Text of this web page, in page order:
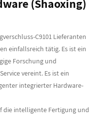
(Shaoxing)
C9101 Lieferanten
einfallsreich tätig. Es ist ein
Forschung und
vereint. Es ist ein
integrierter Hardware-
die intelligente Fertigung und